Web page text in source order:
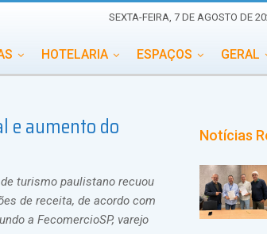
SEXTA-FEIRA, 7 DE AGOSTO DE
HOTELARIA ESPAÇOS GERAL
PERSONALIDADE PORTAL
e aumento do
turismo paulistano recuou
de receita, de acordo com
a FecomercioSP, varejo
Notícias